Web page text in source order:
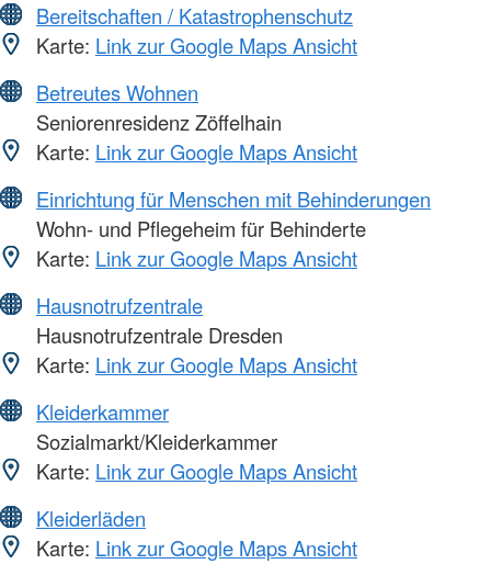
Bereitschaften / Katastrophenschutz
Karte: Link zur Google Maps Ansicht
Betreutes Wohnen
Seniorenresidenz Zöffelhain
Karte: Link zur Google Maps Ansicht
Einrichtung für Menschen mit Behinderungen
Wohn- und Pflegeheim für Behinderte
Karte: Link zur Google Maps Ansicht
Hausnotrufzentrale
Hausnotrufzentrale Dresden
Karte: Link zur Google Maps Ansicht
Kleiderkammer
Sozialmarkt/Kleiderkammer
Karte: Link zur Google Maps Ansicht
Kleiderläden
Karte: Link zur Google Maps Ansicht